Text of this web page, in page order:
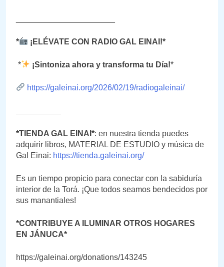
* ¡ELÉVATE CON RADIO GAL EINAI!*
* ¡Sintoniza ahora y transforma tu Día!*
https://galeinai.org/2026/02/19/radiogaleinai/
*TIENDA GAL EINAI*: en nuestra tienda puedes
adquirir libros, MATERIAL DE ESTUDIO y música de
Gal Einai: https://tienda.galeinai.org/
Es un tiempo propicio para conectar con la sabiduría
interior de la Torá. ¡Que todos seamos bendecidos por
sus manantiales!
*CONTRIBUYE A ILUMINAR OTROS HOGARES
EN JÁNUCA*
https://galeinai.org/donations/143245